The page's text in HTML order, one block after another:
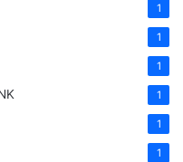
1
1
1
1
1
1